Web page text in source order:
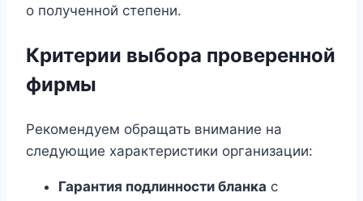
о полученной степени.
Критерии выбора проверенной
фирмы
Рекомендуем обращать внимание на
следующие характеристики организации:
Гарантия подлинности бланка с